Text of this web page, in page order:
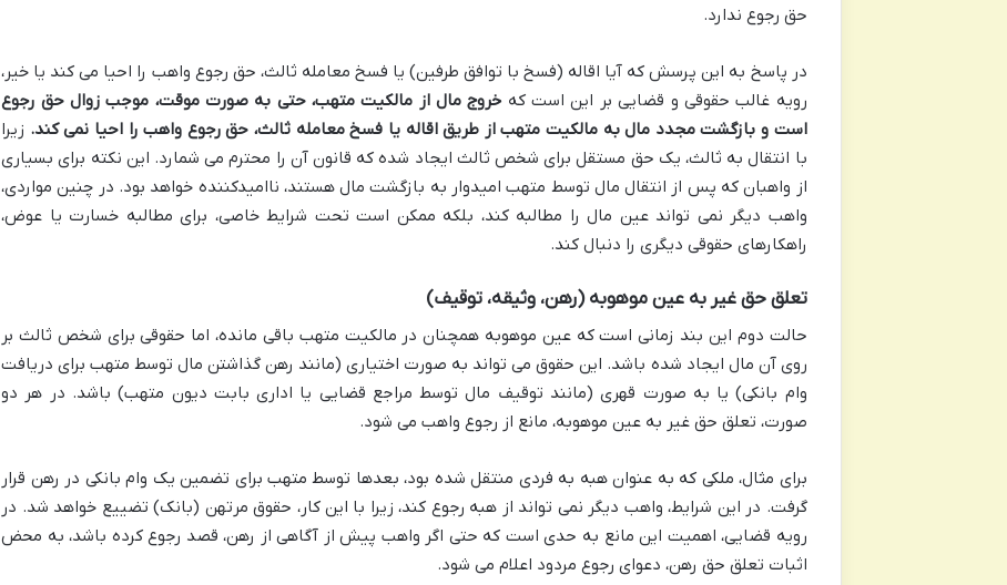
حق رجوع ندارد.
در پاسخ به این پرسش که آیا اقاله (فسخ با توافق طرفین) یا فسخ معامله ثالث، حق رجوع واهب را احیا می کند یا خیر،
رویه غالب حقوقی و قضایی بر این است که خروج مال از مالکیت متهب، حتی به صورت موقت، موجب زوال حق رجوع
است و بازگشت مجدد مال به مالکیت متهب از طریق اقاله یا فسخ معامله ثالث، حق رجوع واهب را احیا نمی کند. زیرا
با انتقال به ثالث، یک حق مستقل برای شخص ثالث ایجاد شده که قانون آن را محترم می شمارد. این نکته برای بسیاری
از واهبان که پس از انتقال مال توسط متهب امیدوار به بازگشت مال هستند، ناامیدکننده خواهد بود. در چنین مواردی،
واهب دیگر نمی تواند عین مال را مطالبه کند، بلکه ممکن است تحت شرایط خاصی، برای مطالبه خسارت یا عوض،
راهکارهای حقوقی دیگری را دنبال کند.
تعلق حق غیر به عین موهوبه (رهن، وثیقه، توقیف)
حالت دوم این بند زمانی است که عین موهوبه همچنان در مالکیت متهب باقی مانده، اما حقوقی برای شخص ثالث بر
روی آن مال ایجاد شده باشد. این حقوق می تواند به صورت اختیاری (مانند رهن گذاشتن مال توسط متهب برای دریافت
وام بانکی) یا به صورت قهری (مانند توقیف مال توسط مراجع قضایی یا اداری بابت دیون متهب) باشد. در هر دو
صورت، تعلق حق غیر به عین موهوبه، مانع از رجوع واهب می شود.
برای مثال، ملکی که به عنوان هبه به فردی منتقل شده بود، بعدها توسط متهب برای تضمین یک وام بانکی در رهن قرار
گرفت. در این شرایط، واهب دیگر نمی تواند از هبه رجوع کند، زیرا با این کار، حقوق مرتهن (بانک) تضییع خواهد شد. در
رویه قضایی، اهمیت این مانع به حدی است که حتی اگر واهب پیش از آگاهی از رهن، قصد رجوع کرده باشد، به محض
اثبات تعلق حق رهن، دعوای رجوع مردود اعلام می شود.